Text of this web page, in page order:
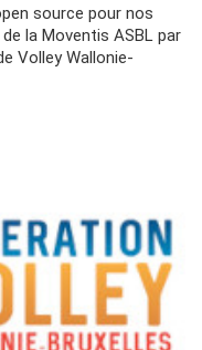
source pour nos
la Moventis ASBL par
Volley Wallonie-